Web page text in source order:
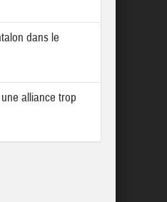
dans le
alliance trop